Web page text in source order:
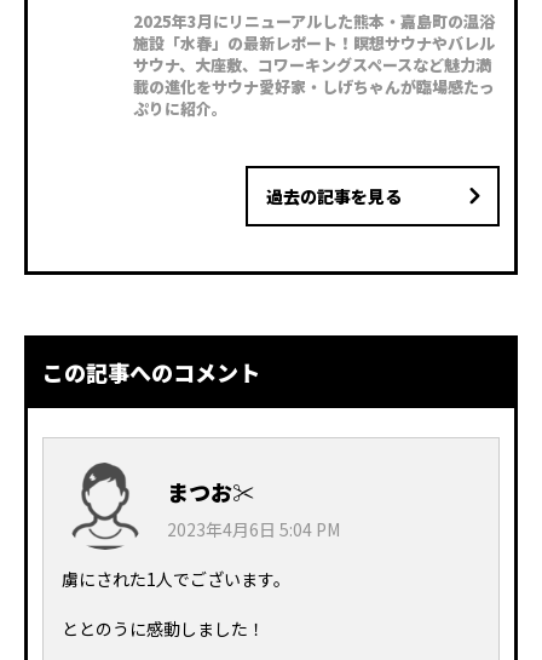
2025年3月にリニューアルした熊本・嘉島町の温浴
施設「水春」の最新レポート！瞑想サウナやバレル
サウナ、大座敷、コワーキングスペースなど魅力満
載の進化をサウナ愛好家・しげちゃんが臨場感たっ
ぷりに紹介。
過去の記事を見る
この記事へのコメント
まつお✂︎
2023年4月6日 5:04 PM
虜にされた1人でございます。
ととのうに感動しました！